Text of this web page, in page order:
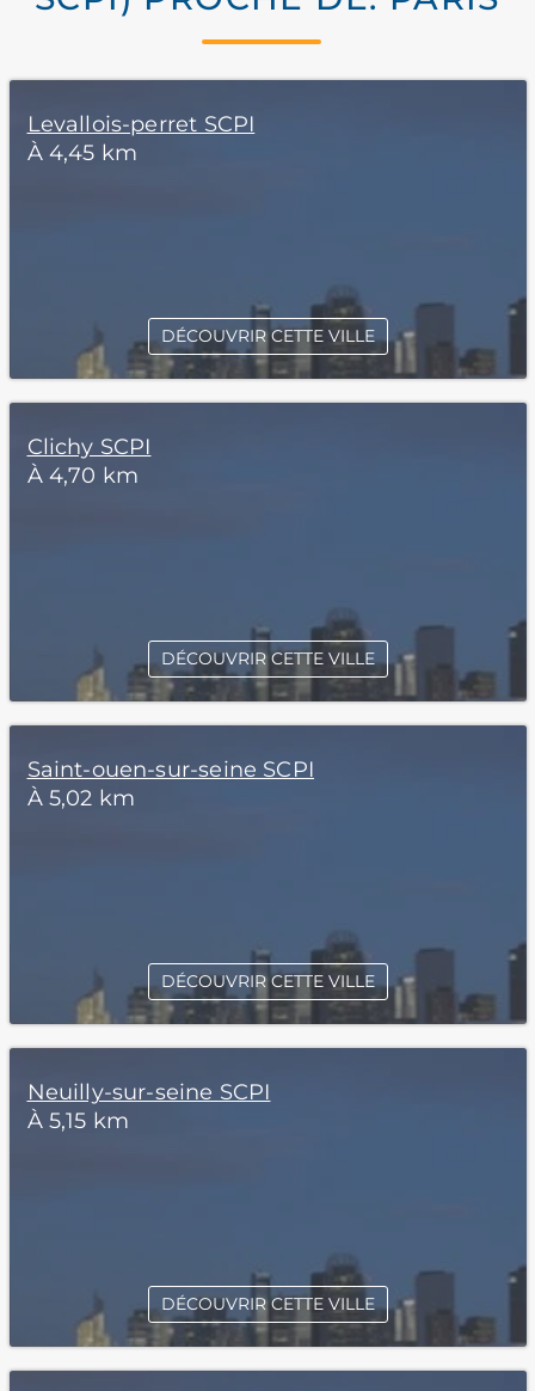
Levallois-perret SCPI
À 4,45 km
DÉCOUVRIR CETTE VILLE
Clichy SCPI
À 4,70 km
DÉCOUVRIR CETTE VILLE
Saint-ouen-sur-seine SCPI
À 5,02 km
DÉCOUVRIR CETTE VILLE
Neuilly-sur-seine SCPI
À 5,15 km
DÉCOUVRIR CETTE VILLE